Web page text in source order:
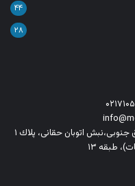
۴۴
۲۸
آدرس: تهران - خیابان میرداماد، خیابان مصدق جنوبی،نبش اتوبان حقانی، پلاك ١
طبقه ۱۳